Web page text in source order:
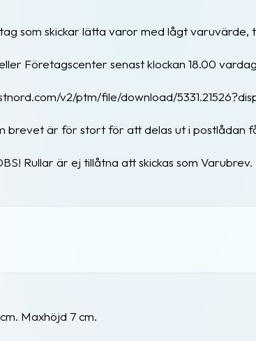
som skickar lätta varor med lågt
Företagscenter senast klockan 18.00
v2/ptm/file/download/
brevet är för stort för att delas ut i postlådan
Rullar är ej tillåtna att skickas som Varubrev.
Maxhöjd 7 cm.